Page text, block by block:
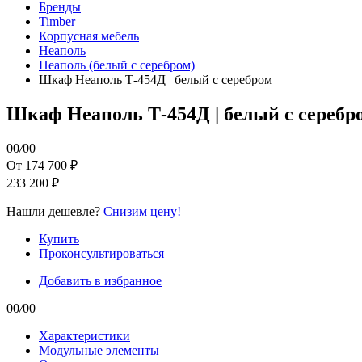
Бренды
Timber
Корпусная мебель
Неаполь
Неаполь (белый с серебром)
Шкаф Неаполь Т-454Д | белый с серебром
Шкаф Неаполь Т-454Д | белый с
00/00
От 174 700 ₽
233 200 ₽
Нашли дешевле? Снизим цену!
Купить
Проконсультироваться
Добавить в избранное
00/00
Характеристики
Модульные элементы